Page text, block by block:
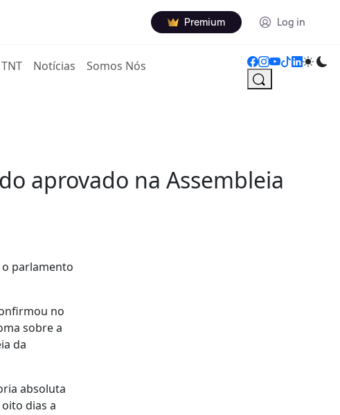
Premium Log in
TNT Notícias Somos Nós
aprovado na Assembleia
parlamento
no
sobre a
da
absoluta
dias a